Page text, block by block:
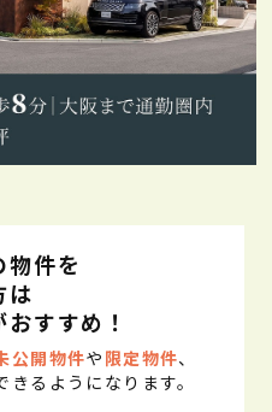
物件を
は
おすすめ！
公開物件や 限定物件、
きるようになります。